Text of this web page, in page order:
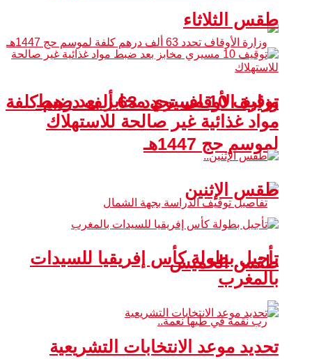
وزارة الأوقاف تحدد 63 ألف درهم كلفة
لموسم حج 1447هـ
طقس الخميس
طقس الثلاثاء
توقيف 10 مسيري مخابز بعد ضبط
مواد غذائية غير صالحة للاستهلاك
طقس الإثنين
تأجيل بطولة كأس إفريقيا للسيدات
بالمغرب
تحديد موعد الانتخابات التشريعية